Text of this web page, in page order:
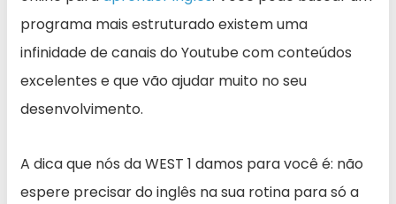
programa mais estruturado existem uma
infinidade de canais do Youtube com conteúdos
excelentes e que vão ajudar muito no seu
desenvolvimento.
A dica que nós da WEST 1 damos para você é: não
espere precisar do inglês na sua rotina para só a